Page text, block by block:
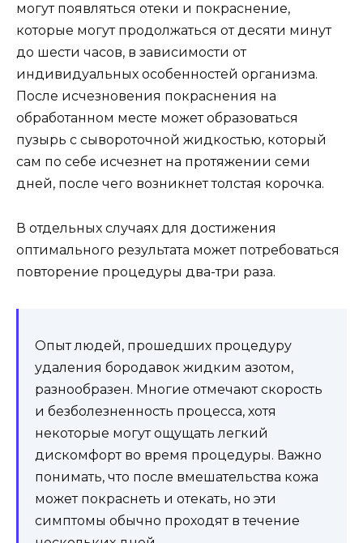
могут появляться отеки и покраснение,
которые могут продолжаться от десяти минут
до шести часов, в зависимости от
индивидуальных особенностей организма.
После исчезновения покраснения на
обработанном месте может образоваться
пузырь с сывороточной жидкостью, который
сам по себе исчезнет на протяжении семи
дней, после чего возникнет толстая корочка.
В отдельных случаях для достижения
оптимального результата может потребоваться
повторение процедуры два-три раза.
Опыт людей, прошедших процедуру
удаления бородавок жидким азотом,
разнообразен. Многие отмечают скорость
и безболезненность процесса, хотя
некоторые могут ощущать легкий
дискомфорт во время процедуры. Важно
понимать, что после вмешательства кожа
может покраснеть и отекать, но эти
симптомы обычно проходят в течение